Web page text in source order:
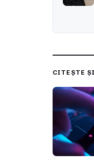
CITEȘTE ȘI